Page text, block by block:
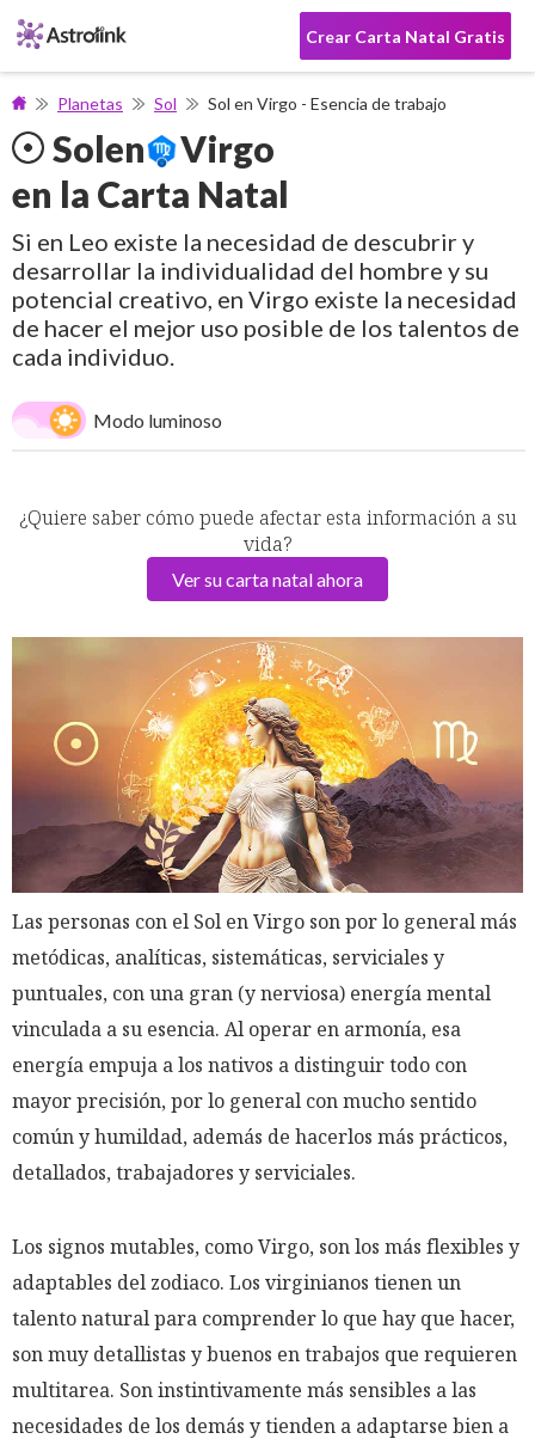
Crear Carta Natal Gratis
Planetas Sol Sol en Virgo - Esencia de trabajo
Solen
Virgo
en la Carta Natal
Si en Leo existe la necesidad de descubrir y
desarrollar la individualidad del hombre y su
potencial creativo, en Virgo existe la necesidad
de hacer el mejor uso posible de los talentos de
cada individuo.
Modo luminoso
¿Quiere saber cómo puede afectar esta información a su
vida?
Ver su carta natal ahora
Las personas con el Sol en Virgo son por lo general más
metódicas, analíticas, sistemáticas, serviciales y
puntuales, con una gran (y nerviosa) energía mental
vinculada a su esencia. Al operar en armonía, esa
energía empuja a los nativos a distinguir todo con
mayor precisión, por lo general con mucho sentido
común y humildad, además de hacerlos más prácticos,
detallados, trabajadores y serviciales.
Los signos mutables, como Virgo, son los más flexibles y
adaptables del zodiaco. Los virginianos tienen un
talento natural para comprender lo que hay que hacer,
son muy detallistas y buenos en trabajos que requieren
multitarea. Son instintivamente más sensibles a las
necesidades de los demás y tienden a adaptarse bien a